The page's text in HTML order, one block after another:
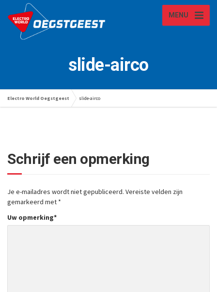
MENU
slide-airco
Electro World Oegstgeest slide-airco
Schrijf een opmerking
Je e-mailadres wordt niet gepubliceerd. Vereiste velden zijn
gemarkeerd met *
Uw opmerking*